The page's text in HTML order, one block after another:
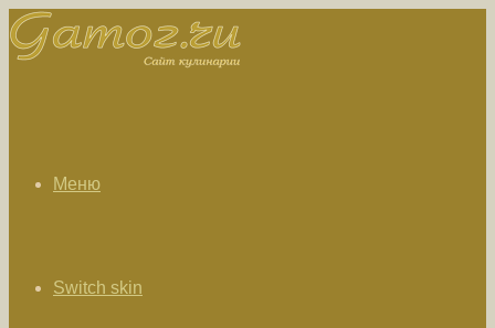
Меню
Switch skin